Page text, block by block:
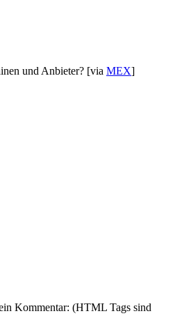
und Anbieter? [via MEX]
Kommentar: (HTML Tags sind